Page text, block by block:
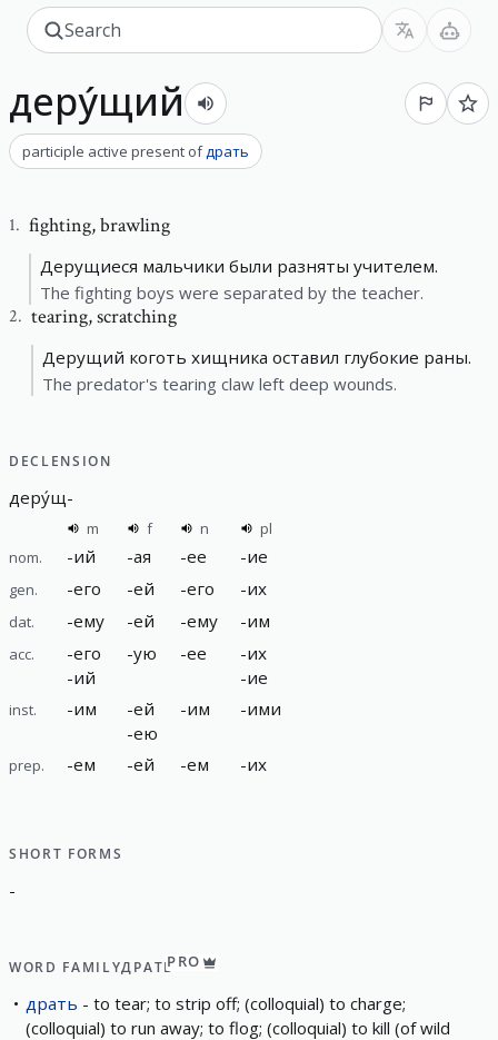
деру́щий
participle active present ofдрать
1. fighting,brawling
Дерущиеся мальчики были разняты учителем.
The fighting boys were separated by the teacher.
2. tearing,scratching
Дерущий коготь хищника оставил глубокие раны.
The predator's tearing claw left deep wounds.
DECLENSION
деру́щ-
m f n
pl
nom.
-ий -ая -ее -ие
gen. -его -ей -его -их
dat. -ему -ей -ему -им
acc. -его
-ий
-ую -ее -их
-ие
inst. -им -ей
-ею
-им -ими
prep. -ем -ей -ем -их
SHORT FORMS
-
WORD FAMILYДРАТЬPRO
драть
to tear; to strip off; (colloquial) to charge;
(colloquial) to run away; to flog; (colloquial) to kill (of wild